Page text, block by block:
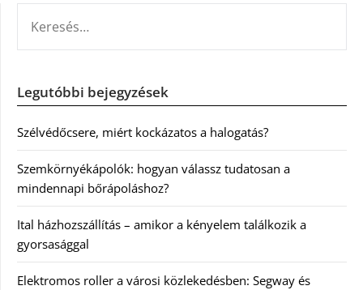
Legutóbbi bejegyzések
Szélvédőcsere, miért kockázatos a halogatás?
Szemkörnyékápolók: hogyan válassz tudatosan a
mindennapi bőrápoláshoz?
Ital házhozszállítás – amikor a kényelem találkozik a
gyorsasággal
Elektromos roller a városi közlekedésben: Segway és